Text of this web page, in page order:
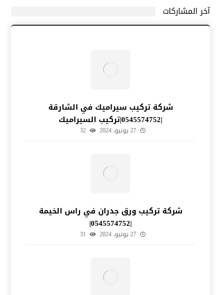
آخر المشاركات
شركة تركيب سيراميك في الشارقة
|0545574752|تركيب السيراميك
27 يونيو، 2024 32
شركة تركيب ورق جدران في راس الخيمة
|0545574752|
27 يونيو، 2024 31